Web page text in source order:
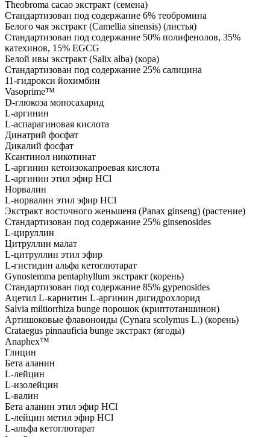
Theobroma cacao экстракт (семена)
Стандартизован под содержание 6% теобромина
Белого чая экстракт (Camellia sinensis) (листья)
Стандартизован под содержание 50% полифенолов, 35%
катехинов, 15% EGCG
Белой ивы экстракт (Salix alba) (кора)
Стандартизован под содержание 25% салицина
11-гидрокси йохимбин
Vasoprime™
D-глюкоза моносахарид
L-аргинин
L-аспарагиновая кислота
Динатрий фосфат
Дикалий фосфат
Ксантинол никотинат
L-аргинин кетоизокапроевая кислота
L-аргинин этил эфир HCl
Норвалин
L-норвалин этил эфир HCl
Экстракт восточного женьшеня (Panax ginseng) (растение)
Стандартизован под содержание 25% ginsenosides
L-цируллин
Цитруллин малат
L-цитруллин этил эфир
L-гистидин альфа кетоглютарат
Gynostemma pentaphyllum экстракт (корень)
Стандартизован под содержание 85% gypenosides
Ацетил L-карнитин L-аргинин дигидрохлорид
Salvia miltiorrhiza bunge порошок (криптотаншинон)
Артишоковые флавоноиды (Cynara scolymus L.) (корень)
Crataegus pinnauficia bunge экстракт (ягоды)
Anaphex™
Глицин
Бета аланин
L-лейцин
L-изолейцин
L-валин
Бета аланин этил эфир HCl
L-лейцин метил эфир HCl
L-альфа кетоглютарат